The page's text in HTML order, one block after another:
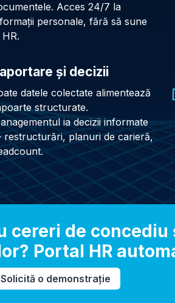
Acces 24/7 la
personale, fără să sune
HR.
și decizii
datele colectate alimentează
structurate.
ia decizii informate
planuri de carieră,
cereri de concediu
Portal HR
Solicită o demonstrație